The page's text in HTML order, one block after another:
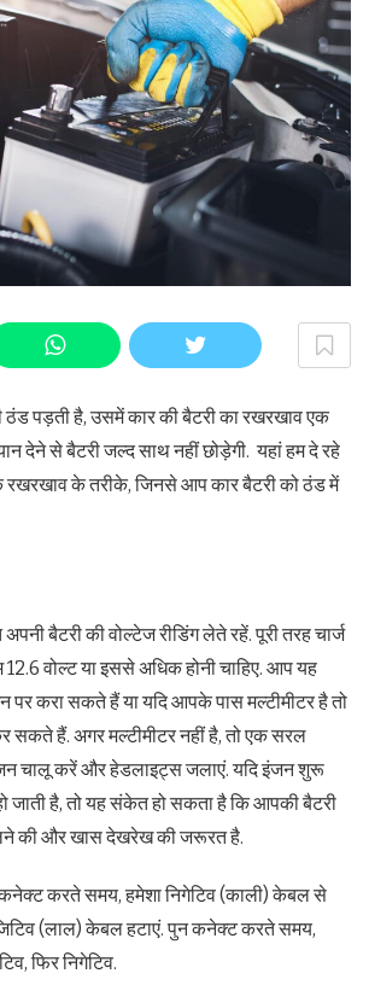
पड़ती है, उसमें कार की बैटरी का रखरखाव एक
देने से बैटरी जल्द साथ नहीं छोड़ेगी. यहां हम दे रहे
रखरखाव के तरीके, जिनसे आप कार बैटरी को ठंड में
बैटरी की वोल्टेज रीडिंग लेते रहें. पूरी तरह चार्ज
वोल्ट या इससे अधिक होनी चाहिए. आप यह
पर करा सकते हैं या यदि आपके पास मल्टीमीटर है तो
सकते हैं. अगर मल्टीमीटर नहीं है, तो एक सरल
चालू करें और हेडलाइट्स जलाएं. यदि इंजन शुरू
जाती है, तो यह संकेत हो सकता है कि आपकी बैटरी
की और खास देखरेख की जरूरत है.
करते समय, हमेशा निगेटिव (काली) केबल से
(लाल) केबल हटाएं. पुन कनेक्ट करते समय,
फिर निगेटिव.